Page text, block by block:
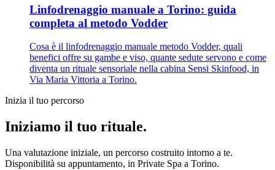
Linfodrenaggio manuale a Torino: guida
completa al metodo Vodder
Cosa è il linfodrenaggio manuale metodo Vodder, quali
benefici offre su gambe e viso, quante sedute servono e come
diventa un rituale sensoriale nella cabina Sensi Skinfood, in
Via Maria Vittoria a Torino.
Inizia il tuo percorso
Iniziamo il tuo rituale.
Una valutazione iniziale, un percorso costruito intorno a te.
Disponibilità su appuntamento, in Private Spa a Torino.